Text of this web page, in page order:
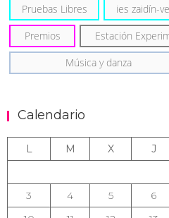
Pruebas Libres ies zaidín-
Premios Estación
Música y danza
Calendario
L M X J
3
4 5 6